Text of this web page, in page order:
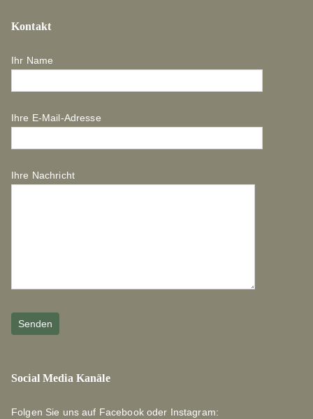
Kontakt
Ihr Name
Ihre E-Mail-Adresse
Ihre Nachricht
Social Media Kanäle
Folgen Sie uns auf Facebook oder Instagram: